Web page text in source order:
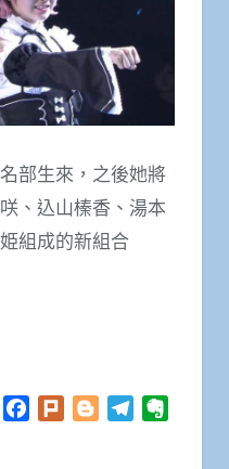
部生來，之後她將
、込山榛香、湯本
組成的新組合
Facebook
Plurk BloggerTelegram